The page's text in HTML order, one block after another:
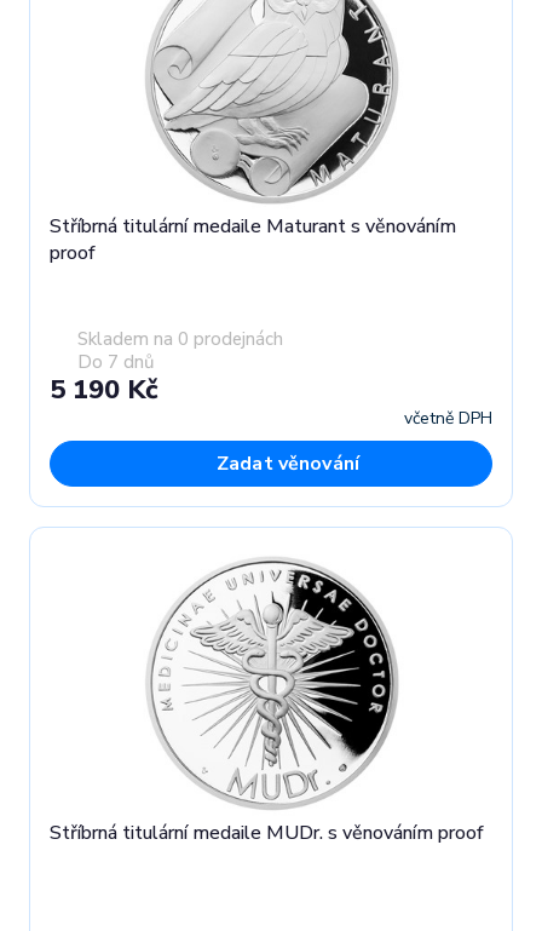
Stříbrná titulární medaile Maturant s věnováním
proof
Skladem na 0 prodejnách
Do 7 dnů
5 190 Kč
včetně DPH
Zadat věnování
Stříbrná titulární medaile MUDr. s věnováním proof